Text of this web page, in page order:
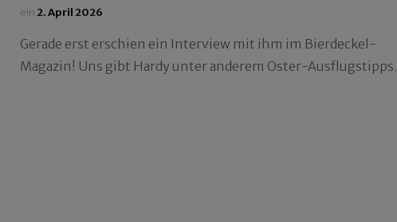
ein2. April 2026
Gerade erst erschien ein Interview mit ihm im Bierdeckel-
Magazin! Uns gibt Hardy unter anderem Oster-Ausflugstipps.